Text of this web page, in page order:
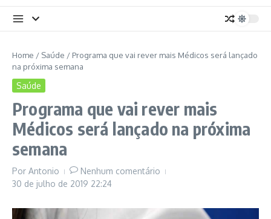
Home / Saúde / Programa que vai rever mais Médicos será lançado
na próxima semana
Saúde
Programa que vai rever mais
Médicos será lançado na próxima
semana
Por Antonio
Nenhum comentário
30 de julho de 2019 22:24